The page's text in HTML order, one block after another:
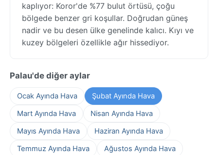
kaplıyor: Koror'de %77 bulut örtüsü, çoğu
bölgede benzer gri koşullar. Doğrudan güneş
nadir ve bu desen ülke genelinde kalıcı. Kıyı ve
kuzey bölgeleri özellikle ağır hissediyor.
Palau'de diğer aylar
Ocak Ayında Hava
Şubat Ayında Hava
Mart Ayında Hava
Nisan Ayında Hava
Mayıs Ayında Hava
Haziran Ayında Hava
Temmuz Ayında Hava
Ağustos Ayında Hava